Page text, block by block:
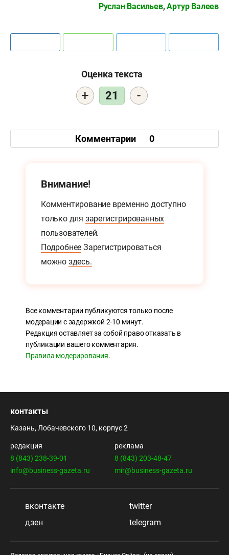
Руслан Васильев,Артур Валеев
Оценка текста
+ 21 -
Комментарии 0
Внимание!
Комментирование временно доступно
только для зарегистрированных
пользователей.
Подробнее Зарегистрироваться
можно здесь.
Все комментарии публикуются только после
модерации с задержкой 2-10 минут.
Редакция оставляет за собой право отказать в
публикации вашего комментария.
Правила модерирования.
контакты
Казань, Лобачевского 10, корпус 2
редакция
8 (843) 238-39-01
info@business-gazeta.ru
реклама
8 (843) 203-48-47
mir@business-gazeta.ru
вконтакте
twitter
дзен
telegram